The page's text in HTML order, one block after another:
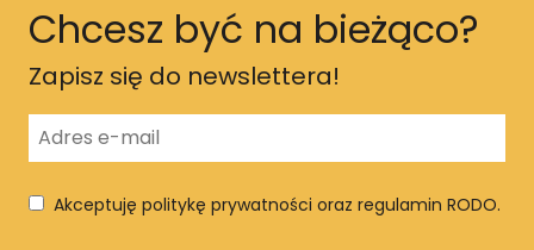
Chcesz być na bieżąco?
Zapisz się do newslettera!
Akceptuję politykę prywatności oraz regulamin RODO.